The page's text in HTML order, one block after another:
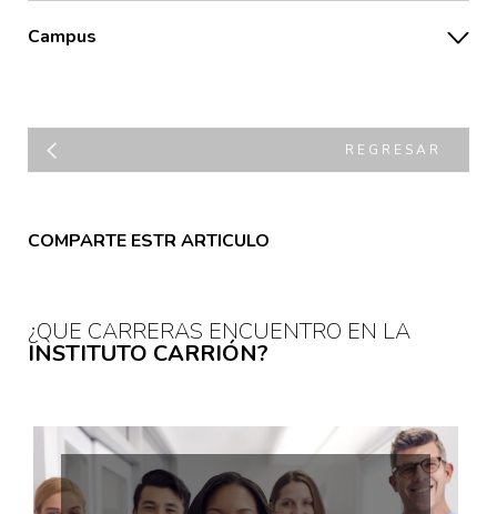
Campus
REGRESAR
COMPARTE ESTR ARTICULO
¿QUE CARRERAS ENCUENTRO EN LA
INSTITUTO CARRIÓN?